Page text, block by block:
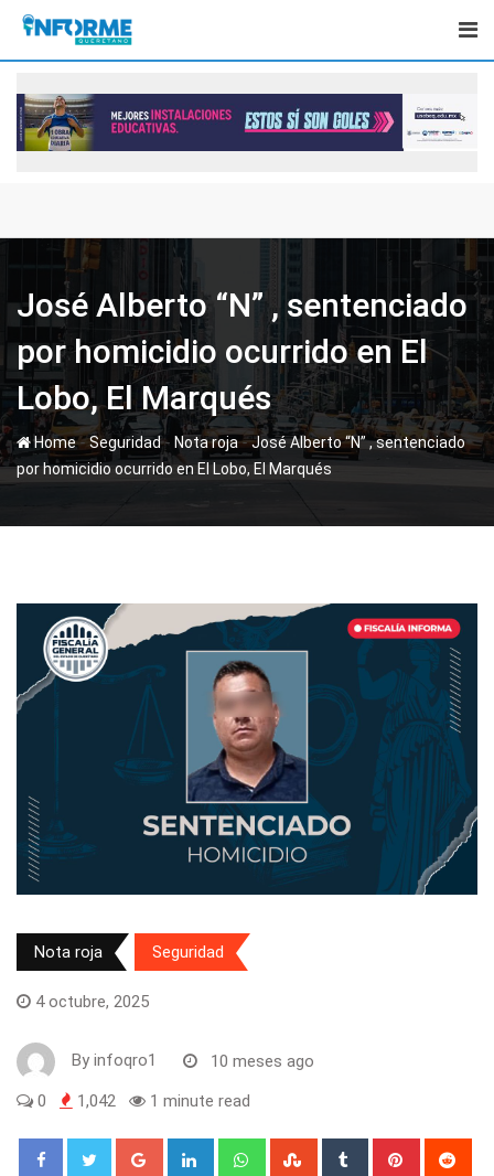
Skip
content
José Alberto “N” , sentenciado
por homicidio ocurrido en El
Lobo, El Marqués
Home-Seguridad- Nota roja-José Alberto “N” , sentenciado
por homicidio ocurrido en El Lobo, El Marqués
Nota roja Seguridad
4 octubre, 2025
By infoqro1 10 meses ago
0 1,042 1 minute read
Google+ LinkedIn WhatsappStumbleUpon
Tumblr Pinterest